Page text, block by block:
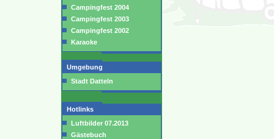
Campingfest 2004
Campingfest 2003
Campingfest 2002
Karaoke
Umgebung
Stadt Datteln
Hotlinks
Luftbilder 07.2013
Gästebuch